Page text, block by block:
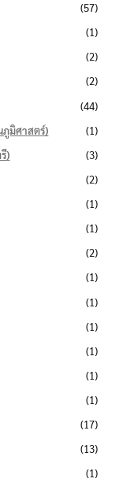
(57)
(1)
(2)
(2)
(44)
ภูมิศาสตร์)
(1)
)
(3)
(2)
(1)
(1)
(2)
(1)
(1)
(1)
(1)
(1)
(1)
(17)
(13)
(1)